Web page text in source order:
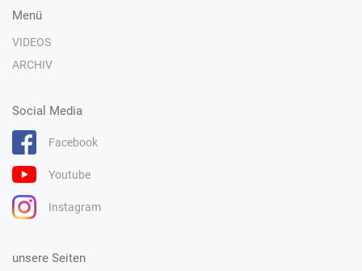
Menü
VIDEOS
ARCHIV
Social Media
Facebook
Youtube
Instagram
unsere Seiten